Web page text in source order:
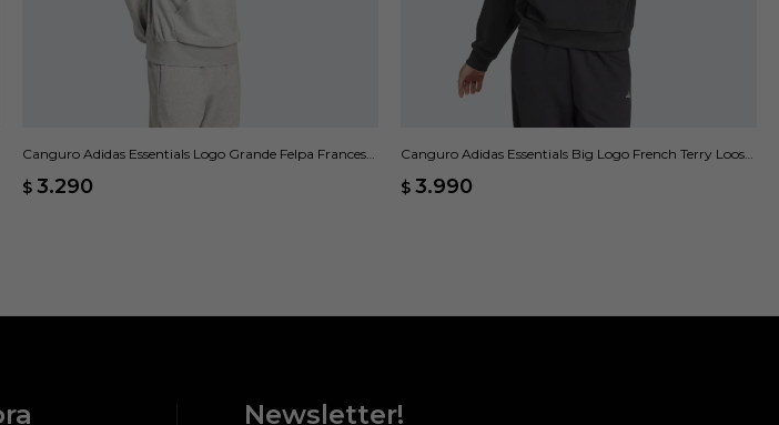
Canguro Adidas Essentials Logo Grande Felpa Francesa
$ 3.290
Canguro Adidas Essentials Big Logo French Terry Loose
$ 3.990
Newsletter!